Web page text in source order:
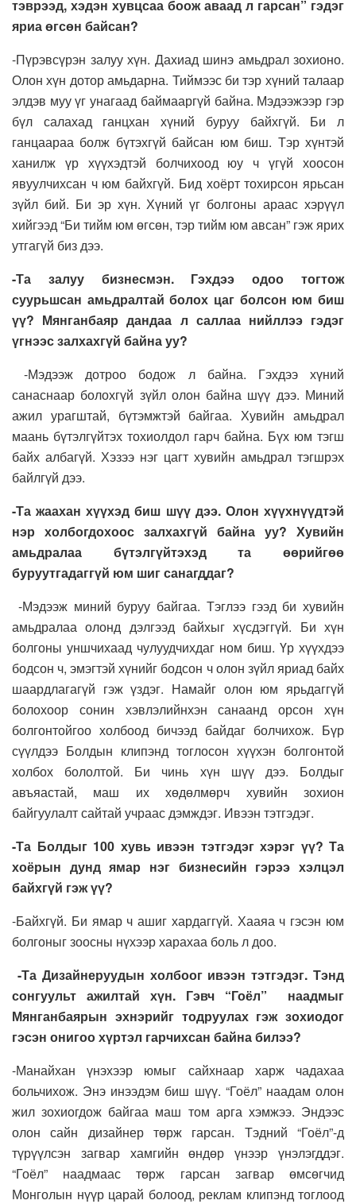
тэврээд, хэдэн хувцсаа боож аваад л гарсан” гэдэг
яриа өгсөн байсан?
-Пүрэвсүрэн залуу хүн. Дахиад шинэ амьдрал зохионо.
Олон хүн дотор амьдарна. Тиймээс би тэр хүний талаар
элдэв муу үг унагаад баймааргүй байна. Мэдээжээр гэр
бүл салахад ганцхан хүний буруу байхгүй. Би л
ганцаараа болж бүтэхгүй байсан юм биш. Тэр хүнтэй
ханилж үр хүүхэдтэй болчихоод юу ч үгүй хоосон
явуулчихсан ч юм байхгүй. Бид хоёрт тохирсон ярьсан
зүйл бий. Би эр хүн. Хүний үг болгоны араас хэрүүл
хийгээд “Би тийм юм өгсөн, тэр тийм юм авсан” гэж ярих
утгагүй биз дээ.
-Та залуу бизнесмэн. Гэхдээ одоо тогтож
суурьшсан амьдралтай болох цаг болсон юм биш
үү? Мянганбаяр дандаа л саллаа нийллээ гэдэг
үгнээс залхахгүй байна уу?
-Мэдээж дотроо бодож л байна. Гэхдээ хүний
санаснаар болохгүй зүйл олон байна шүү дээ. Миний
ажил урагштай, бүтэмжтэй байгаа. Хувийн амьдрал
маань бүтэлгүйтэх тохиолдол гарч байна. Бүх юм тэгш
байх албагүй. Хэзээ нэг цагт хувийн амьдрал тэгшрэх
байлгүй дээ.
-Та жаахан хүүхэд биш шүү дээ. Олон хүүхнүүдтэй
нэр холбогдохоос залхахгүй байна уу? Хувийн
амьдралаа бүтэлгүйтэхэд та өөрийгөө
буруутгадаггүй юм шиг санагддаг?
-Мэдээж миний буруу байгаа. Тэглээ гээд би хувийн
амьдралаа олонд дэлгээд байхыг хүсдэггүй. Би хүн
болгоны уншчихаад чулуудчихдаг ном биш. Үр хүүхдээ
бодсон ч, эмэгтэй хүнийг бодсон ч олон зүйл яриад байх
шаардлагагүй гэж үздэг. Намайг олон юм ярьдаггүй
болохоор сонин хэвлэлийнхэн санаанд орсон хүн
болгонтойгоо холбоод бичээд байдаг болчихож. Бүр
сүүлдээ Болдын клипэнд тоглосон хүүхэн болгонтой
холбох бололтой. Би чинь хүн шүү дээ. Болдыг
авъяастай, маш их хөдөлмөрч хувийн зохион
байгуулалт сайтай учраас дэмждэг. Ивээн тэтгэдэг.
-Та Болдыг 100 хувь ивээн тэтгэдэг хэрэг үү? Та
хоёрын дунд ямар нэг бизнесийн гэрээ хэлцэл
байхгүй гэж үү?
-Байхгүй. Би ямар ч ашиг хардаггүй. Хааяа ч гэсэн юм
болгоныг зоосны нүхээр харахаа боль л доо.
-Та Дизайнеруудын холбоог ивээн тэтгэдэг. Тэнд
сонгуульт ажилтай хүн. Гэвч “Гоёл” наадмыг
Мянганбаярын эхнэрийг тодруулах гэж зохиодог
гэсэн онигоо хүртэл гарчихсан байна билээ?
-Манайхан үнэхээр юмыг сайхнаар харж чадахаа
больчихож. Энэ инээдэм биш шүү. “Гоёл” наадам олон
жил зохиогдож байгаа маш том арга хэмжээ. Эндээс
олон сайн дизайнер төрж гарсан. Тэдний “Гоёл”-д
түрүүлсэн загвар хамгийн өндөр үнээр үнэлэгддэг.
“Гоёл” наадмаас төрж гарсан загвар өмсөгчид
Монголын нүүр царай болоод, реклам клипэнд тоглоод